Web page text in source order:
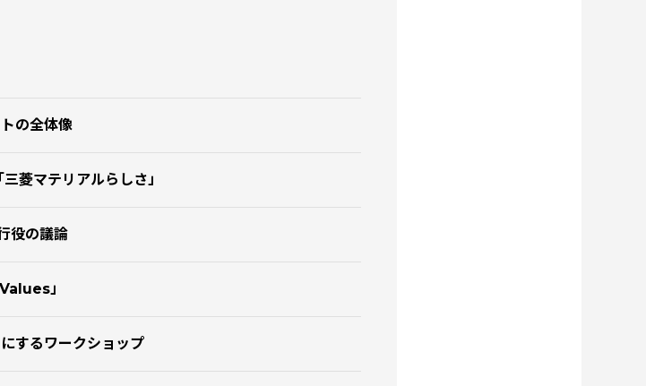
の全体像
菱マテリアルらしさ」
役の議論
」
するワークショップ